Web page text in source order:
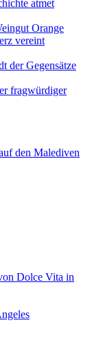
atmet
Orange
vereint
der Gegensätze
fragwürdiger
den Malediven
Dolce Vita in